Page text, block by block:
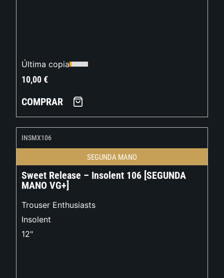
Última copia
10,00€
COMPRAR
INSMX106
SEGUNDA MANO
Sweet Release – Insolent 106 [SEGUNDA
MANO VG+]
Trouser Enthusiasts
Insolent
12"